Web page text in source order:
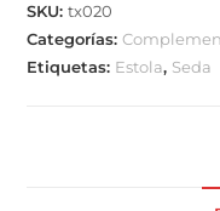
SKU:tx020
Categorías:
Etiquetas: Estola, Seda